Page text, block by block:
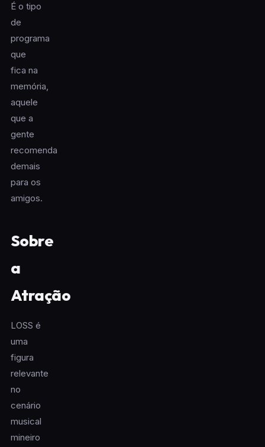
É o tipo
de
programa
que
fica na
memória,
aquele
que a
gente
recomenda
demais
para os
amigos.
Sobre
a
Atração
LOSS é
uma
figura
relevante
no
cenário
musical
mineiro